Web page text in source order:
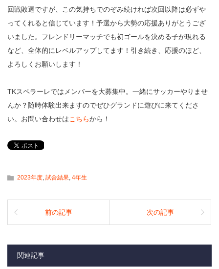
回戦敗退ですが、この気持ちでのぞみ続ければ次回以降は必ずや
ってくれると信じています！予選から大勢の応援ありがとうござ
いました。フレンドリーマッチでも初ゴールを決める子が現れる
など、全体的にレベルアップしてます！引き続き、応援のほど、
よろしくお願いします！
TKスペラーレではメンバーを大募集中。一緒にサッカーやりませ
んか？随時体験出来ますのでぜひグランドに遊びに来てくださ
い。お問い合わせはこちらから！
2023年度, 試合結果, 4年生
前の記事 次の記事
関連記事